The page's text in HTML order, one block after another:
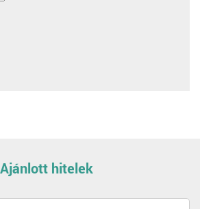
Ajánlott hitelek